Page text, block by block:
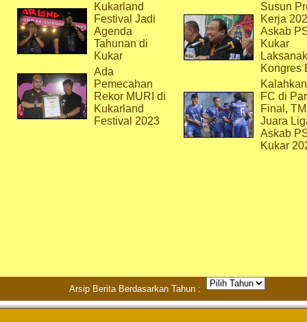
Kukarland
Festival Jadi
Agenda
Tahunan di
Kukar
Ada
Pemecahan
Rekor MURI di
Kukarland
Festival 2023
Susun
Kerja
Askab
Kukar
Kongres
FC di
Final,
Juara
Askab
Kukar
Arsip Berita Berdasarkan Tahun :